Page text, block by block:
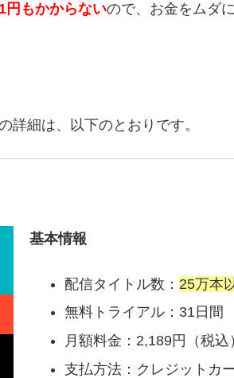
円もかからないので、お金をムダ
詳細は、以下のとおりです。
基本情報
配信タイトル数： 25万本
無料トライアル：31日間
月額料金：2,189円（税込
支払方法：クレジットカ